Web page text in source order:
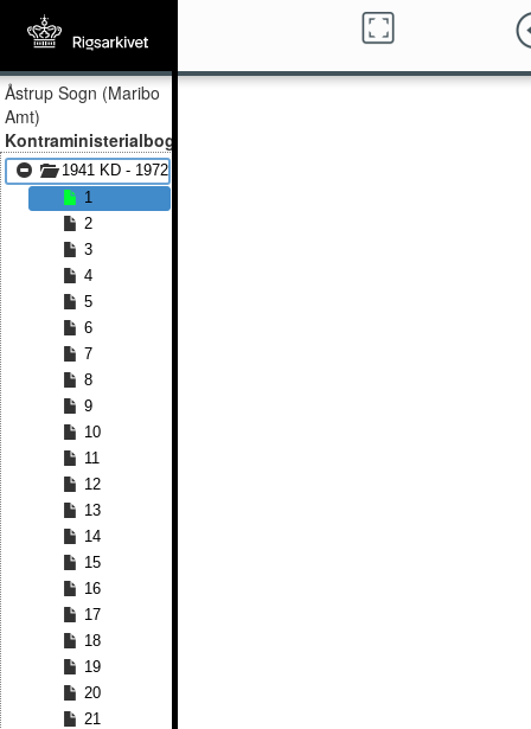
Åstrup Sogn (Maribo
Amt)
Kontraministerialbog
1941 KD - 1972 KD
1
2
3
4
5
6
7
8
9
10
11
12
13
14
15
16
17
18
19
20
21